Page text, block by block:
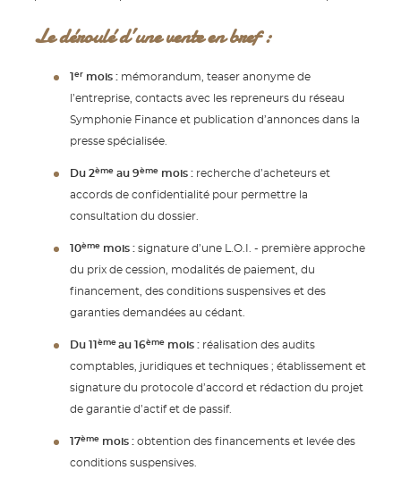
Le déroulé d’une vente en bref :
1 ermois :mémorandum, teaser anonyme de
l’entreprise, contacts avec les repreneurs du réseau
Symphonie Finance et publication d’annonces dans la
presse spécialisée.
Du 2èmeau 9èmemois :recherche d’acheteurs et
accords de confidentialité pour permettre la
consultation du dossier.
10èmemois : signature d’une L.O.I. - première approche
du prix de cession, modalités de paiement, du
financement, des conditions suspensives et des
garanties demandées au cédant.
Du 11 ème au 16èmemois : réalisation des audits
comptables, juridiques et techniques ; établissement et
signature du protocole d’accord et rédaction du projet
de garantie d’actif et de passif.
17èmemois :obtention des financements et levée des
conditions suspensives.